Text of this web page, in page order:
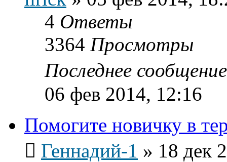
4 Ответы
3364 Просмотры
Последнее
06 фев 2014, 12:16
Помогите новичку в
Геннадий-1 » 18 дек